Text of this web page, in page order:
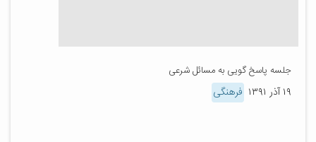
جلسه پاسخ گویی به مسائل شرعی
۱۹ آذر ۱۳۹۱ فرهنگی